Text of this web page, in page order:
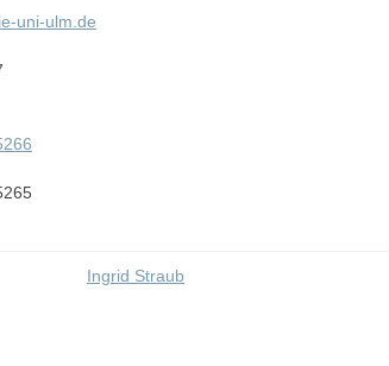
uni-ulm.de
Ingrid Straub